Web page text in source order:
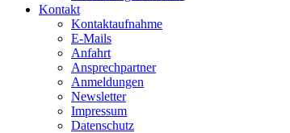
Kontakt
Kontaktaufnahme
E-Mails
Anfahrt
Ansprechpartner
Anmeldungen
Newsletter
Impressum
Datenschutz